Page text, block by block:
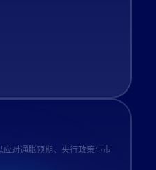
对通胀预期、央行政策与市